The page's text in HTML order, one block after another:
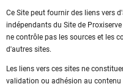
Ce Site peut fournir des liens vers
indépendants du Site de
ne contrôle pas les sources et les
d'autres sites.
Les liens vers ces sites ne
validation ou adhésion au contenu